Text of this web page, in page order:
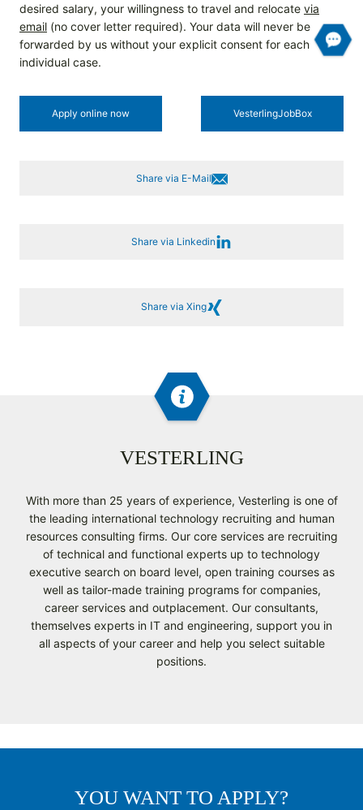
desired salary, your willingness to travel and relocate via
email (no cover letter required). Your data will never be
forwarded by us without your explicit consent for each
individual case.
Apply online now Vesterling­JobBox
Share via E-Mail
Share via Linkedin
Share via Xing
VESTERLING
With more than 25 years of experience, Vesterling is one of
the leading international technology recruiting and human
resources consulting firms. Our core services are recruiting
of technical and functional experts up to technology
executive search on board level, open training courses as
well as tailor-made training programs for companies,
career services and outplacement. Our consultants,
themselves experts in IT and engineering, support you in
all aspects of your career and help you select suitable
positions.
YOU WANT TO APPLY?